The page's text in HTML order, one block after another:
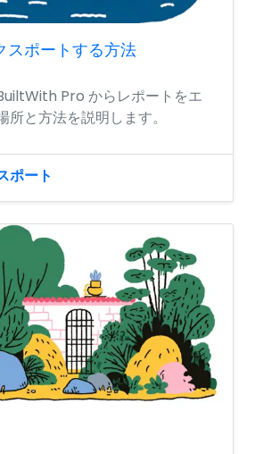
スポートする方法
Pro からレポートをエ
所と方法を説明します。
ポート